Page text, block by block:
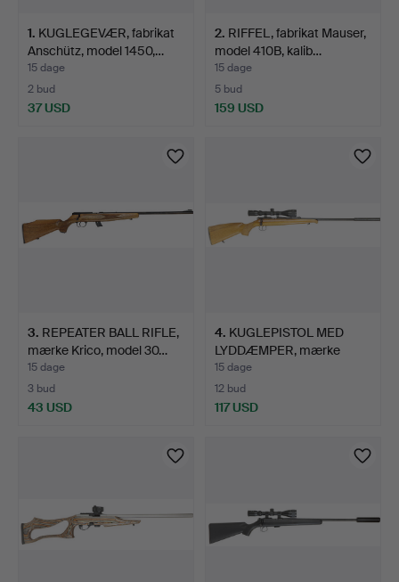
1. KUGLEGEVÆR, fabrikat
Anschütz, model 1450,…
15 dage
2 bud
37 USD
2. RIFFEL, fabrikat Mauser,
model 410B, kalib…
15 dage
5 bud
159 USD
3. REPEATER BALL RIFLE,
mærke Krico, model 30…
15 dage
3 bud
43 USD
4. KUGLEPISTOL MED
LYDDÆMPER, mærke
Brno, mod…
15 dage
12 bud
117 USD